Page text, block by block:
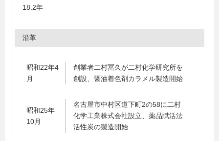
18.2年
沿革
昭和22年4
月
創業者二村冨久が二村化学研究所を
創設、醤油着色剤カラメル製造開始
昭和25年
10月
名古屋市中村区道下町2の58に二村
化学工業株式会社設立、薬品賦活法
活性炭の製造開始